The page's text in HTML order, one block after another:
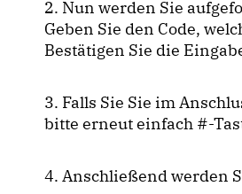
2. Nun werden Sie
Geben Sie den Code,
Bestätigen Sie die
3. Falls Sie Sie im
bitte erneut einfach #-
4. Anschließend werden